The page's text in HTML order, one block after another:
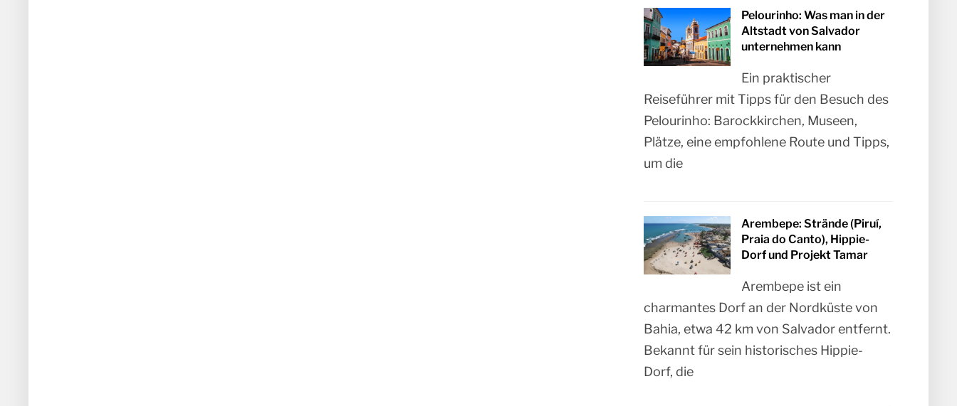
Pelourinho: Was man in der
Altstadt von Salvador
unternehmen kann
Ein praktischer
Reiseführer mit Tipps für den Besuch des
Pelourinho: Barockkirchen, Museen,
Plätze, eine empfohlene Route und Tipps,
um die
Arembepe: Strände (Piruí,
Praia do Canto), Hippie-
Dorf und Projekt Tamar
Arembepe ist ein
charmantes Dorf an der Nordküste von
Bahia, etwa 42 km von Salvador entfernt.
Bekannt für sein historisches Hippie-
Dorf, die